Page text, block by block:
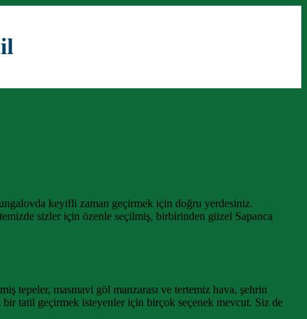
keyifli zaman geçirmek için doğru yerdesiniz.
sizler için özenle seçilmiş, birbirinden güzel Sapanca
tepeler, masmavi göl manzarası ve tertemiz hava, şehrin
tatil geçirmek isteyenler için birçok seçenek mevcut. Siz de